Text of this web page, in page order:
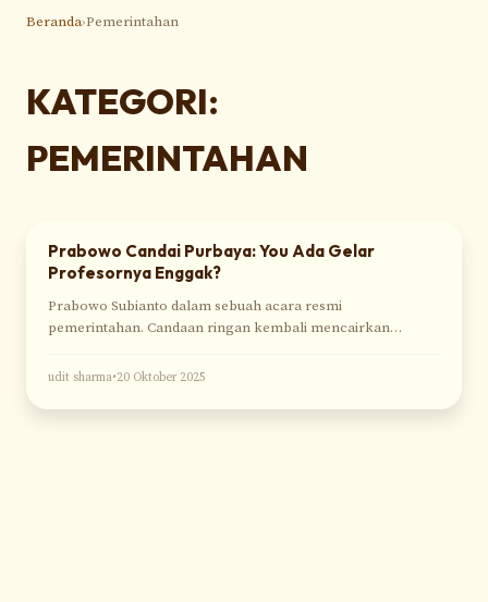
Beranda›Pemerintahan
KATEGORI:
PEMERINTAHAN
PEMERINTAHAN
Prabowo Candai Purbaya: You Ada Gelar
Profesornya Enggak?
Prabowo Subianto dalam sebuah acara resmi
pemerintahan. Candaan ringan kembali mencairkan
biasanya serius, Menteri
udit sharma•20 Oktober 2025